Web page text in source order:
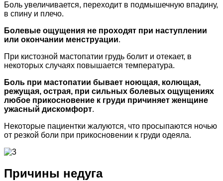
Боль увеличивается, переходит в подмышечную впадину,
в спину и плечо.
Болевые ощущения не проходят при наступлении
или окончании менструации.
При кистозной мастопатии грудь болит и отекает, в
некоторых случаях повышается температура.
Боль при мастопатии бывает ноющая, колющая,
режущая, острая, при сильных болевых ощущениях
любое прикосновение к груди причиняет женщине
ужасный дискомфорт.
Некоторые пациентки жалуются, что просыпаются ночью
от резкой боли при прикосновении к груди одеяла.
Причины недуга